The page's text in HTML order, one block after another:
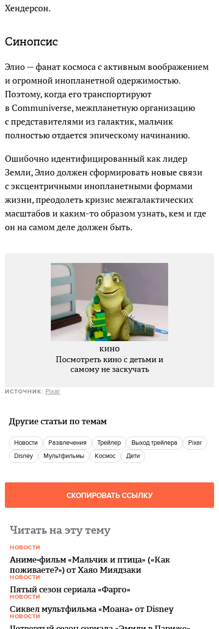
Хендерсон.
Синопсис
Элио — фанат космоса с активным воображением
и огромной инопланетной одержимостью.
Поэтому, когда его транспортируют
в Communiverse, межпланетную организацию
с представителями из галактик, мальчик
полностью отдается эпическому начинанию.
Ошибочно идентифицированный как лидер
Земли, Элио должен сформировать новые связи
с эксцентричными инопланетными формами
жизни, преодолеть кризис межгалактических
масштабов и каким-то образом узнать, кем и где
он на самом деле должен быть.
кино
Посмотреть кино с детьми и
самому не заскучать
ИСТОЧНИК: Pixar
Другие статьи по темам
новости Развлечения Трейлер Выход трейлера
Pixar
Disney
мультфильмы космос Дети
СКОПИРОВАТЬ ССЫЛКУ
Читать на эту тему
НОВОСТИ
Аниме-фильм «Мальчик и птица» («Как
поживаете?») от Хаяо Миядзаки
НОВОСТИ
Пятый сезон сериала «Фарго»
НОВОСТИ
Сиквел мультфильма «Моана» от Disney
НОВОСТИ